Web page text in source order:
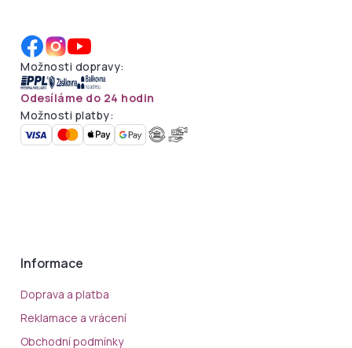
Možnosti dopravy:
Odesíláme do 24 hodin
Možnosti platby:
Informace
Doprava a platba
Reklamace a vrácení
Obchodní podmínky